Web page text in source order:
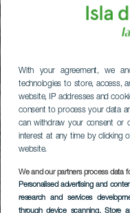
With your agreement, we
technologies to store, access,
website, IP addresses and
consent to process your data
can withdraw your consent or
interest at any time by clicking
website.
We and our partners process data
Personalised advertising and
research and services